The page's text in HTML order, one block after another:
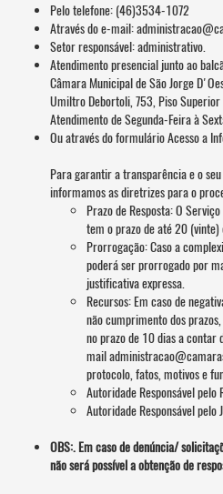
Pelo telefone: (46)3534-1072
Através do e-mail:
Setor responsável: administrativo.
Atendimento presencial junto ao
Câmara Municipal de São Jorge
Umiltro Debortoli, 753, Piso
Atendimento de Segunda-Feira à
Ou através do formulário Acesso a
Para garantir a transparência e o
informamos as diretrizes para o
Prazo de Resposta: O
tem o prazo de até 20
Prorrogação: Caso a
poderá ser prorrogado por
justificativa expressa.
Recursos: Em caso de
não cumprimento dos
no prazo de 10 dias a contar
mail
protocolo, fatos, motivos e
Autoridade Responsável
Autoridade Responsável pelo
OBS:. Em caso de denúncia/
não será possível a obtenção de